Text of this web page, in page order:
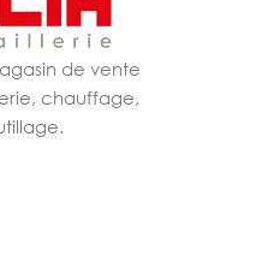
de vente
chauffage,